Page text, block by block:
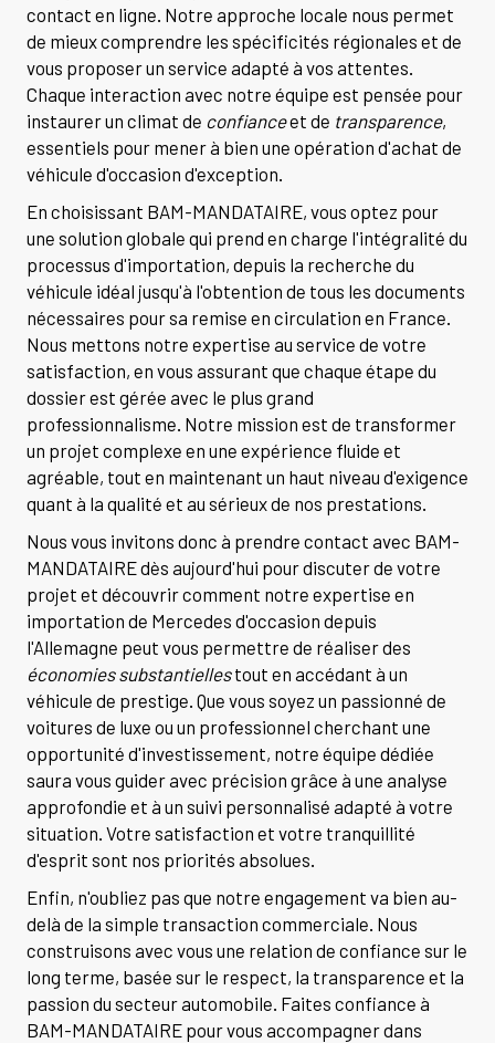
contact en ligne. Notre approche locale nous permet
de mieux comprendre les spécificités régionales et de
vous proposer un service adapté à vos attentes.
Chaque interaction avec notre équipe est pensée pour
instaurer un climat de confianceet de transparence,
essentiels pour mener à bien une opération d'achat de
véhicule d'occasion d'exception.
En choisissant BAM-MANDATAIRE, vous optez pour
une solution globale qui prend en charge l'intégralité du
processus d'importation, depuis la recherche du
véhicule idéal jusqu'à l'obtention de tous les documents
nécessaires pour sa remise en circulation en France.
Nous mettons notre expertise au service de votre
satisfaction, en vous assurant que chaque étape du
dossier est gérée avec le plus grand
professionnalisme. Notre mission est de transformer
un projet complexe en une expérience fluide et
agréable, tout en maintenant un haut niveau d'exigence
quant à la qualité et au sérieux de nos prestations.
Nous vous invitons donc à prendre contact avec BAM-
MANDATAIRE dès aujourd'hui pour discuter de votre
projet et découvrir comment notre expertise en
importation de Mercedes d'occasion depuis
l'Allemagne peut vous permettre de réaliser des
économies substantiellestout en accédant à un
véhicule de prestige. Que vous soyez un passionné de
voitures de luxe ou un professionnel cherchant une
opportunité d'investissement, notre équipe dédiée
saura vous guider avec précision grâce à une analyse
approfondie et à un suivi personnalisé adapté à votre
situation. Votre satisfaction et votre tranquillité
d'esprit sont nos priorités absolues.
Enfin, n'oubliez pas que notre engagement va bien au-
delà de la simple transaction commerciale. Nous
construisons avec vous une relation de confiance sur le
long terme, basée sur le respect, la transparence et la
passion du secteur automobile. Faites confiance à
BAM-MANDATAIRE pour vous accompagner dans